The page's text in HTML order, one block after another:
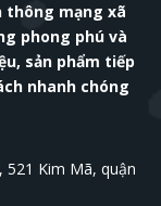
thông mạng xã
phong phú và
sản phẩm tiếp
nhanh chóng
521 Kim Mã, quận